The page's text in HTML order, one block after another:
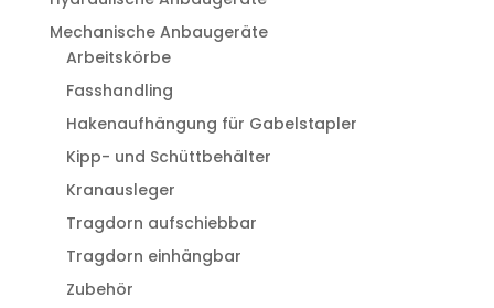
Mechanische Anbaugeräte
Arbeitskörbe
Fasshandling
Hakenaufhängung für Gabelstapler
Kipp- und Schüttbehälter
Kranausleger
Tragdorn aufschiebbar
Tragdorn einhängbar
Zubehör